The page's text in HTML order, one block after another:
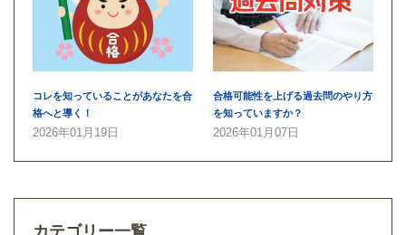
コレを知っていることがあなたを合
格へと導く！
2026年01月19日
合格可能性を上げる過去問のやり方
を知っていますか？
2026年01月07日
カテゴリー一覧